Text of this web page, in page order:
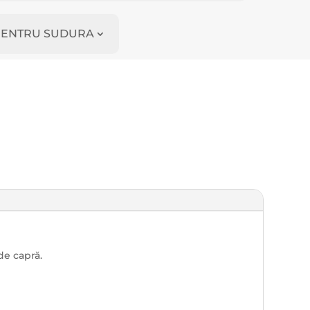
SUDURA
capră.